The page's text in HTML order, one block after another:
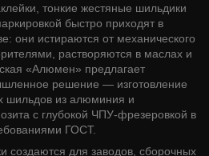
тонкие жестяные шильдики
быстро приходят в
они истираются от механического
растворяются в маслах и
«Алюмен» предлагает
решение — изготовление
шильдов из алюминия и
с глубокой ЧПУ-фрезеровкой в
ГОСТ.
создаются для заводов, сборочных